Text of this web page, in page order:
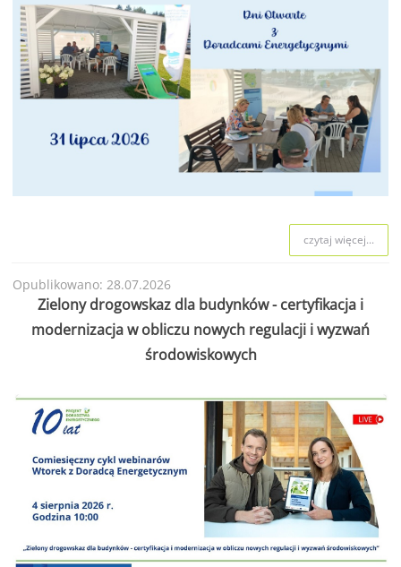
czytaj więcej...
Opublikowano: 28.07.2026
Zielony drogowskaz dla budynków - certyfikacja i
modernizacja w obliczu nowych regulacji i wyzwań
środowiskowych